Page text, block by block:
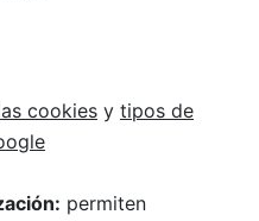
cookies y tipos de
permiten